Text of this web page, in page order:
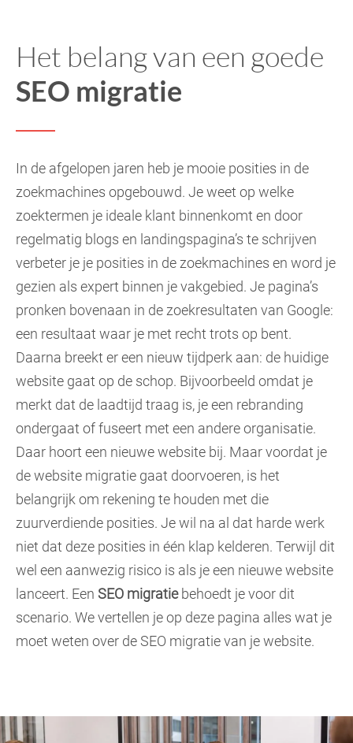
Het belang van een goede
SEO migratie
In de afgelopen jaren heb je mooie posities in de
zoekmachines opgebouwd. Je weet op welke
zoektermen je ideale klant binnenkomt en door
regelmatig blogs en landingspagina’s te schrijven
verbeter je je posities in de zoekmachines en word je
gezien als expert binnen je vakgebied. Je pagina’s
pronken bovenaan in de zoekresultaten van Google:
een resultaat waar je met recht trots op bent.
Daarna breekt er een nieuw tijdperk aan: de huidige
website gaat op de schop. Bijvoorbeeld omdat je
merkt dat de laadtijd traag is, je een rebranding
ondergaat of fuseert met een andere organisatie.
Daar hoort een nieuwe website bij. Maar voordat je
de website migratie gaat doorvoeren, is het
belangrijk om rekening te houden met die
zuurverdiende posities. Je wil na al dat harde werk
niet dat deze posities in één klap kelderen. Terwijl dit
wel een aanwezig risico is als je een nieuwe website
lanceert. Een SEO migratiebehoedt je voor dit
scenario. We vertellen je op deze pagina alles wat je
moet weten over de SEO migratie van je website.